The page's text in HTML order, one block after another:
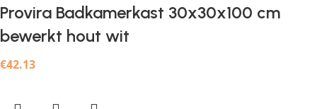
Provira Badkamerkast 30x30x100 cm
bewerkt hout wit
€42.13